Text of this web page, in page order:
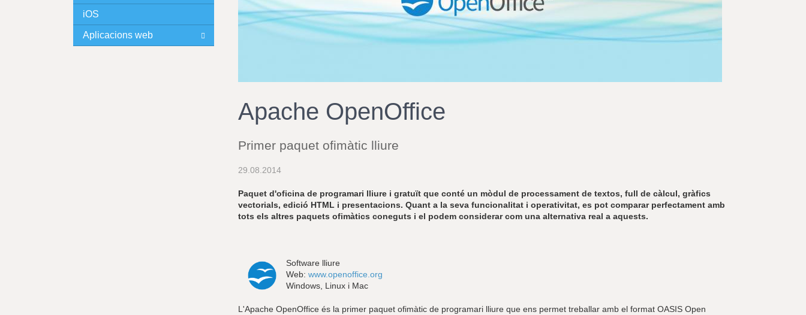
l
l
I
N
Apache OpenOffice
Primer paquet ofimàtic lliure
29.08.2014
Paquet d'oficina de programari lliure i gratuït que conté un mòdul de processament de textos, full de càlcul, gràfics
vectorials, edició HTML i presentacions. Quant a la seva funcionalitat i operativitat, es pot comparar perfectament amb
tots els altres paquets ofimàtics coneguts i el podem considerar com una alternativa real a aquests.
Software lliure
Web: www.openoffice.org
Windows, Linux i Mac
L'Apache OpenOffice és la primer paquet ofimàtic de programari lliure que ens permet treballar amb el format OASIS Open
iOS
Aplicacions web